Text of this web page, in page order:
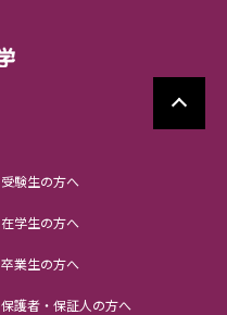
受験生の方へ
在学生の方へ
卒業生の方へ
保護者・保証人の方へ